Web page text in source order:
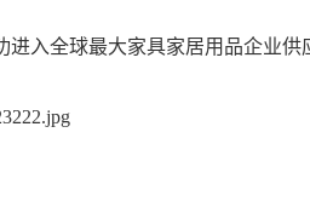
进入全球最大家具家居用品企业